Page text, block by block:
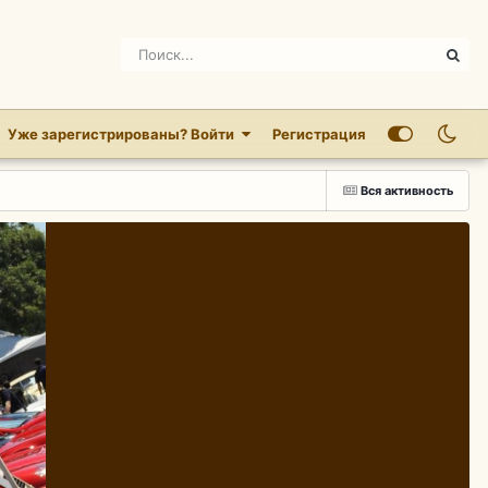
Уже зарегистрированы? Войти Регистрация
Вся активность